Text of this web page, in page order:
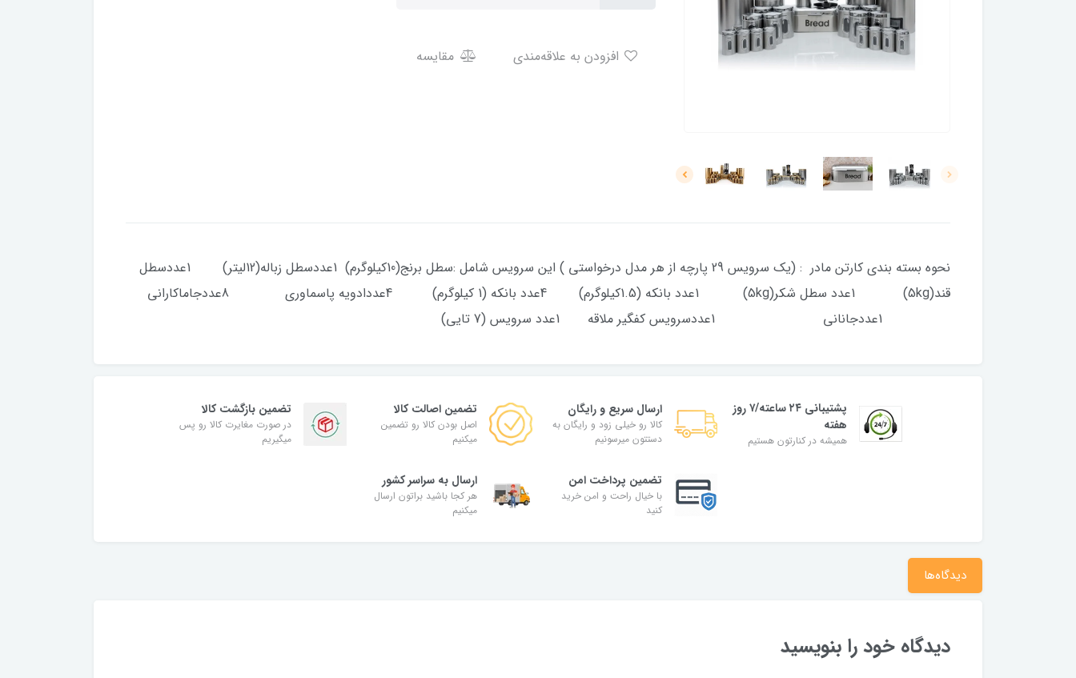
مقایسه
نحوه بسته بندی کارتن مادر : (یک سرویس 29 پارچه از هر مدل درخواستی ) این سرویس شامل :سطل برنج(10کیلوگرم) 1عددسطل زباله(12لیتر) 1عددسطل
قند(5kg) 1عدد سطل شکر(5kg) 1عدد بانکه (1.5کیلوگرم) 4عدد بانکه (1 کیلوگرم) 4عددادویه پاسماوری 8عددجاماکارانی
پشتیبانی ۲۴ ساعته/۷ روز
هفته
همیشه در کنارتون هستیم
ارسال سریع و رایگان
کالا رو خیلی زود و رایگان به
دستتون میرسونیم
تضمین اصالت کالا
اصل بودن کالا رو تضمین
میکنیم
تضمین بازگشت کالا
در صورت مغایرت کالا رو پس
میگیریم
تضمین پرداخت امن
با خیال راحت و امن خرید
کنید
ارسال به سراسر کشور
هر کجا باشید براتون ارسال
میکنیم
دیدگاه‌ها
دیدگاه خود را بنویسید